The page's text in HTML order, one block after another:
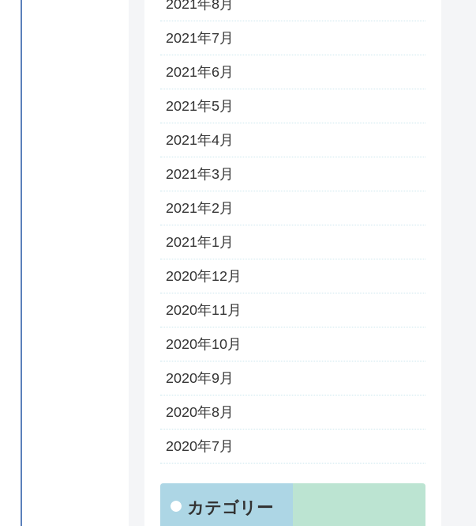
2021年8月
2021年7月
2021年6月
2021年5月
2021年4月
2021年3月
2021年2月
2021年1月
2020年12月
2020年11月
2020年10月
2020年9月
2020年8月
2020年7月
カテゴリー